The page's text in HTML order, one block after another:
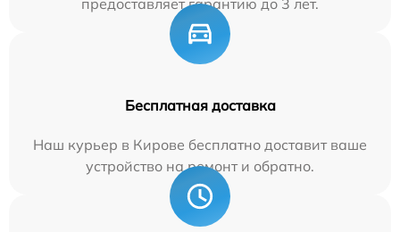
предоставляет гарантию до 3 лет.
Бесплатная доставка
Наш курьер в Кирове бесплатно доставит ваше
устройство на ремонт и обратно.